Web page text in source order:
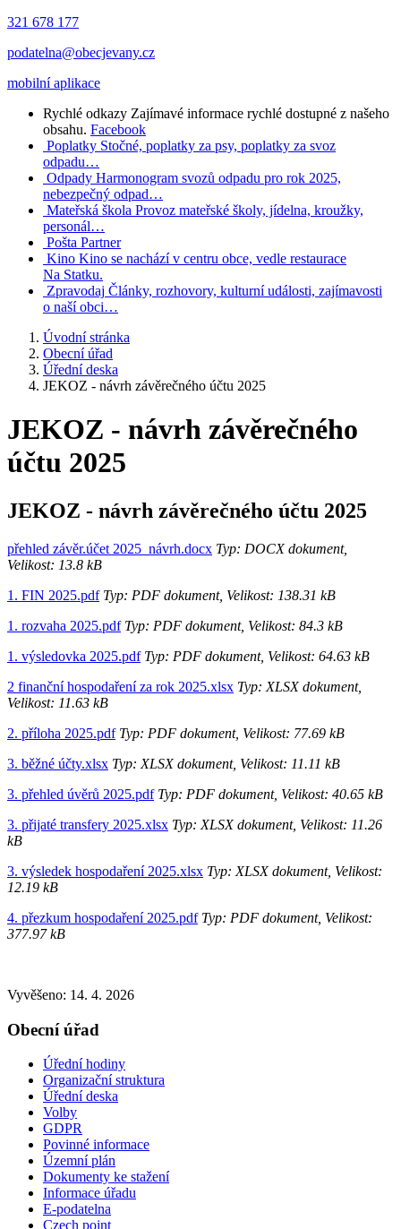
321 678 177
podatelna@obecjevany.cz
mobilní aplikace
Rychlé odkazy Zajímavé informace rychlé dostupné z našeho
obsahu. Facebook
Poplatky Stočné, poplatky za psy, poplatky za svoz
odpadu…
Odpady Harmonogram svozů odpadu pro rok 2025,
nebezpečný odpad…
Mateřská škola Provoz mateřské školy, jídelna, kroužky,
personál…
Pošta Partner
Kino Kino se nachází v centru obce, vedle restaurace
Na Statku.
Zpravodaj Články, rozhovory, kulturní události, zajímavosti
o naší obci…
Úvodní stránka
Obecní úřad
Úřední deska
JEKOZ - návrh závěrečného účtu 2025
JEKOZ - návrh závěrečného
účtu 2025
JEKOZ - návrh závěrečného účtu 2025
přehled závěr.účet 2025_návrh.docx Typ: DOCX dokument,
Velikost: 13.8 kB
1. FIN 2025.pdfTyp: PDF dokument, Velikost: 138.31 kB
1. rozvaha 2025.pdfTyp: PDF dokument, Velikost: 84.3 kB
1. výsledovka 2025.pdfTyp: PDF dokument, Velikost: 64.63 kB
2 finanční hospodaření za rok 2025.xlsx Typ: XLSX dokument,
Velikost: 11.63 kB
2. příloha 2025.pdfTyp: PDF dokument, Velikost: 77.69 kB
3. běžné účty.xlsx Typ: XLSX dokument, Velikost: 11.11 kB
3. přehled úvěrů 2025.pdfTyp: PDF dokument, Velikost: 40.65 kB
3. přijaté transfery 2025.xlsx Typ: XLSX dokument, Velikost: 11.26
kB
3. výsledek hospodaření 2025.xlsx Typ: XLSX dokument, Velikost:
12.19 kB
4. přezkum hospodaření 2025.pdfTyp: PDF dokument, Velikost:
377.97 kB
Vyvěšeno: 14. 4. 2026
Obecní úřad
Úřední hodiny
Organizační struktura
Úřední deska
Volby
GDPR
Povinné informace
Územní plán
Dokumenty ke stažení
Informace úřadu
E-podatelna
Czech point